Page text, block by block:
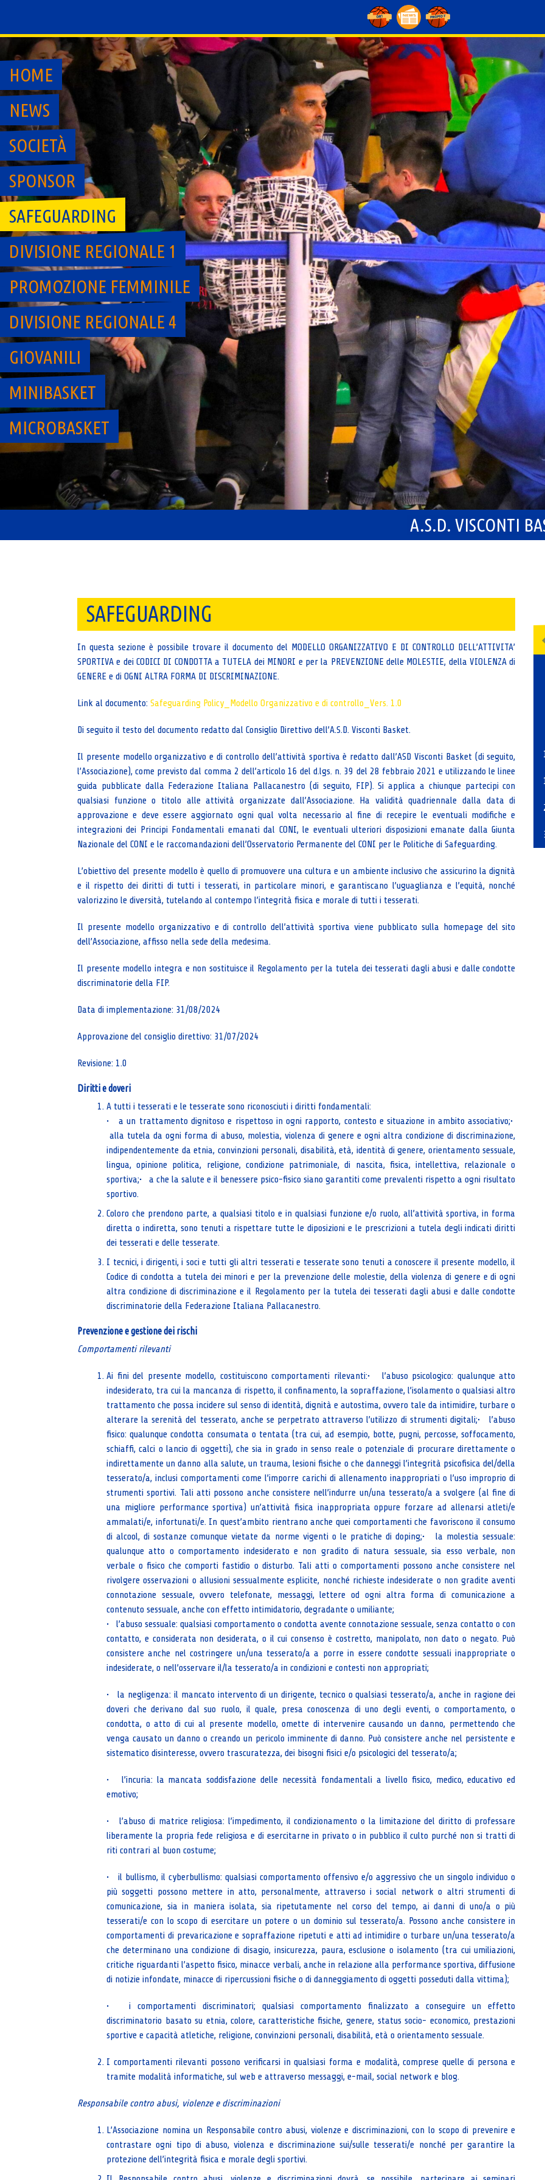
content
A.S.D. VISCONTI
HOME
NEWS
SOCIETÀ
SPONSOR
SAFEGUARDING
DIVISIONE REGIONALE 1
PROMOZIONE FEMMINILE
DIVISIONE REGIONALE 4
GIOVANILI
MINIBASKET
MICROBASKET
SAFEGUARDING
In questa sezione è possibile trovare il documento del MODELLO ORGANIZZATIVO E DI CONTROLLO DELL’ATTIVITA’
SPORTIVA e dei CODICI DI CONDOTTA a TUTELA dei MINORI e per la PREVENZIONE delle MOLESTIE, della VIOLENZA di
GENERE e di OGNI ALTRA FORMA DI DISCRIMINAZIONE.
Link al documento: Safeguarding Policy_Modello Organizzativo e di controllo_Vers. 1.0
Di seguito il testo del documento redatto dal Consiglio Direttivo dell’A.S.D. Visconti Basket.
Il presente modello organizzativo e di controllo dell’attività sportiva è redatto dall’ASD Visconti Basket (di seguito,
l’Associazione), come previsto dal comma 2 dell’articolo 16 del d.lgs. n. 39 del 28 febbraio 2021 e utilizzando le linee
guida pubblicate dalla Federazione Italiana Pallacanestro (di seguito, FIP). Si applica a chiunque partecipi con
qualsiasi funzione o titolo alle attività organizzate dall’Associazione. Ha validità quadriennale dalla data di
approvazione e deve essere aggiornato ogni qual volta necessario al fine di recepire le eventuali modifiche e
integrazioni dei Principi Fondamentali emanati dal CONI, le eventuali ulteriori disposizioni emanate dalla Giunta
Nazionale del CONI e le raccomandazioni dell’Osservatorio Permanente del CONI per le Politiche di Safeguarding.
L’obiettivo del presente modello è quello di promuovere una cultura e un ambiente inclusivo che assicurino la dignità
e il rispetto dei diritti di tutti i tesserati, in particolare minori, e garantiscano l’uguaglianza e l’equità, nonché
valorizzino le diversità, tutelando al contempo l’integrità fisica e morale di tutti i tesserati.
Il presente modello organizzativo e di controllo dell’attività sportiva viene pubblicato sulla homepage del sito
dell’Associazione, affisso nella sede della medesima.
Il presente modello integra e non sostituisce il Regolamento per la tutela dei tesserati dagli abusi e dalle condotte
discriminatorie della FIP.
Data di implementazione: 31/08/2024
Approvazione del consiglio direttivo: 31/07/2024
Revisione: 1.0
Diritti e doveri
A tutti i tesserati e le tesserate sono riconosciuti i diritti fondamentali:
• a un trattamento dignitoso e rispettoso in ogni rapporto, contesto e situazione in ambito associativo;•
alla tutela da ogni forma di abuso, molestia, violenza di genere e ogni altra condizione di discriminazione,
indipendentemente da etnia, convinzioni personali, disabilità, età, identità di genere, orientamento sessuale,
lingua, opinione politica, religione, condizione patrimoniale, di nascita, fisica, intellettiva, relazionale o
sportiva;• a che la salute e il benessere psico-fisico siano garantiti come prevalenti rispetto a ogni risultato
sportivo.
Coloro che prendono parte, a qualsiasi titolo e in qualsiasi funzione e/o ruolo, all’attività sportiva, in forma
diretta o indiretta, sono tenuti a rispettare tutte le diposizioni e le prescrizioni a tutela degli indicati diritti
dei tesserati e delle tesserate.
I tecnici, i dirigenti, i soci e tutti gli altri tesserati e tesserate sono tenuti a conoscere il presente modello, il
Codice di condotta a tutela dei minori e per la prevenzione delle molestie, della violenza di genere e di ogni
altra condizione di discriminazione e il Regolamento per la tutela dei tesserati dagli abusi e dalle condotte
discriminatorie della Federazione Italiana Pallacanestro.
Prevenzione e gestione dei rischi
Comportamenti rilevanti
Ai fini del presente modello, costituiscono comportamenti rilevanti:• l’abuso psicologico: qualunque atto
indesiderato, tra cui la mancanza di rispetto, il confinamento, la sopraffazione, l’isolamento o qualsiasi altro
trattamento che possa incidere sul senso di identità, dignità e autostima, ovvero tale da intimidire, turbare o
alterare la serenità del tesserato, anche se perpetrato attraverso l’utilizzo di strumenti digitali;• l’abuso
fisico: qualunque condotta consumata o tentata (tra cui, ad esempio, botte, pugni, percosse, soffocamento,
schiaffi, calci o lancio di oggetti), che sia in grado in senso reale o potenziale di procurare direttamente o
indirettamente un danno alla salute, un trauma, lesioni fisiche o che danneggi l’integrità psicofisica del/della
tesserato/a, inclusi comportamenti come l’imporre carichi di allenamento inappropriati o l’uso improprio di
strumenti sportivi. Tali atti possono anche consistere nell’indurre un/una tesserato/a a svolgere (al fine di
una migliore performance sportiva) un’attività fisica inappropriata oppure forzare ad allenarsi atleti/e
ammalati/e, infortunati/e. In quest’ambito rientrano anche quei comportamenti che favoriscono il consumo
di alcool, di sostanze comunque vietate da norme vigenti o le pratiche di doping;• la molestia sessuale:
qualunque atto o comportamento indesiderato e non gradito di natura sessuale, sia esso verbale, non
verbale o fisico che comporti fastidio o disturbo. Tali atti o comportamenti possono anche consistere nel
rivolgere osservazioni o allusioni sessualmente esplicite, nonché richieste indesiderate o non gradite aventi
connotazione sessuale, ovvero telefonate, messaggi, lettere od ogni altra forma di comunicazione a
contenuto sessuale, anche con effetto intimidatorio, degradante o umiliante;
• l’abuso sessuale: qualsiasi comportamento o condotta avente connotazione sessuale, senza contatto o con
contatto, e considerata non desiderata, o il cui consenso è costretto, manipolato, non dato o negato. Può
consistere anche nel costringere un/una tesserato/a a porre in essere condotte sessuali inappropriate o
indesiderate, o nell’osservare il/la tesserato/a in condizioni e contesti non appropriati;
• la negligenza: il mancato intervento di un dirigente, tecnico o qualsiasi tesserato/a, anche in ragione dei
doveri che derivano dal suo ruolo, il quale, presa conoscenza di uno degli eventi, o comportamento, o
condotta, o atto di cui al presente modello, omette di intervenire causando un danno, permettendo che
venga causato un danno o creando un pericolo imminente di danno. Può consistere anche nel persistente e
sistematico disinteresse, ovvero trascuratezza, dei bisogni fisici e/o psicologici del tesserato/a;
• l’incuria: la mancata soddisfazione delle necessità fondamentali a livello fisico, medico, educativo ed
emotivo;
• l’abuso di matrice religiosa: l’impedimento, il condizionamento o la limitazione del diritto di professare
liberamente la propria fede religiosa e di esercitarne in privato o in pubblico il culto purché non si tratti di
riti contrari al buon costume;
• il bullismo, il cyberbullismo: qualsiasi comportamento offensivo e/o aggressivo che un singolo individuo o
più soggetti possono mettere in atto, personalmente, attraverso i social network o altri strumenti di
comunicazione, sia in maniera isolata, sia ripetutamente nel corso del tempo, ai danni di uno/a o più
tesserati/e con lo scopo di esercitare un potere o un dominio sul tesserato/a. Possono anche consistere in
comportamenti di prevaricazione e sopraffazione ripetuti e atti ad intimidire o turbare un/una tesserato/a
che determinano una condizione di disagio, insicurezza, paura, esclusione o isolamento (tra cui umiliazioni,
critiche riguardanti l’aspetto fisico, minacce verbali, anche in relazione alla performance sportiva, diffusione
di notizie infondate, minacce di ripercussioni fisiche o di danneggiamento di oggetti posseduti dalla vittima);
• i comportamenti discriminatori; qualsiasi comportamento finalizzato a conseguire un effetto
discriminatorio basato su etnia, colore, caratteristiche fisiche, genere, status socio- economico, prestazioni
sportive e capacità atletiche, religione, convinzioni personali, disabilità, età o orientamento sessuale.
I comportamenti rilevanti possono verificarsi in qualsiasi forma e modalità, comprese quelle di persona e
tramite modalità informatiche, sul web e attraverso messaggi, e-mail, social network e blog.
Responsabile contro abusi, violenze e discriminazioni
L’Associazione nomina un Responsabile contro abusi, violenze e discriminazioni, con lo scopo di prevenire e
contrastare ogni tipo di abuso, violenza e discriminazione sui/sulle tesserati/e nonché per garantire la
protezione dell’integrità fisica e morale degli sportivi.